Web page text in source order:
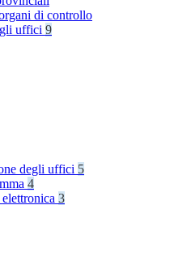
di controllo
uffici 9
degli uffici 5
4
3